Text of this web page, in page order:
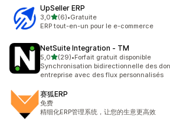
UpSeller ERP
3,0étoile(s) sur 5
(6)
6 avis au total
•Gratuite
ERP tout-en-un pour le e-commerce
NetSuite Integration ‑ TM
5,0étoile(s) sur 5
(29)
29 avis au total
•Forfait gratuit disponible
Synchronisation bidirectionnelle des
entreprise avec des flux personnalisés
赛狐ERP
免费
精细化ERP管理系统，让您的生意更高效